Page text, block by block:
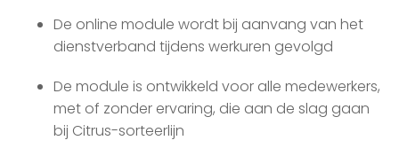
De online module wordt bij aanvang van het
dienstverband tijdens werkuren gevolgd
De module is ontwikkeld voor alle medewerkers,
met of zonder ervaring, die aan de slag gaan
bij Citrus-sorteerlijn